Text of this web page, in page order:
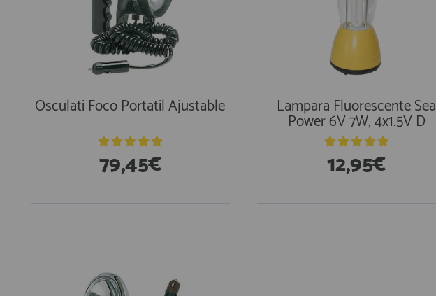
AFILIADOS
INFORMACION
910 60 71 03
de 10:00 a 20:00 de Lunes a Viernes
Sábados de 10:00 a 14:00
Osculati Foco Portatil Ajustable
79,45€
Lampara Fluorescente Sea
Power 6V 7W, 4x1.5V D
12,95€